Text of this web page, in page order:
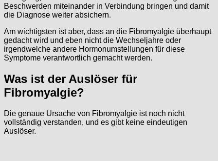
Beschwerden miteinander in Verbindung bringen und damit
die Diagnose weiter absichern.
Am wichtigsten ist aber, dass an die Fibromyalgie überhaupt
gedacht wird und eben nicht die Wechseljahre oder
irgendwelche andere Hormonumstellungen für diese
Symptome verantwortlich gemacht werden.
Was ist der Auslöser für
Fibromyalgie?
Die genaue Ursache von Fibromyalgie ist noch nicht
vollständig verstanden, und es gibt keine eindeutigen
Auslöser.